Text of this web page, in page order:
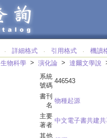
‧ 詳細格式 ‧ 引用格式 ‧
機讀
生物科學 > 演化論 > 達爾文學說
系統
號碼
446543
書刊
名
物種起源
主要
著者
中文電子書共建
其他